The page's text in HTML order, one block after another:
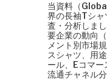
当資料（
界の長袖Tシャ
査・分析しま
要企業の動向
メント別市場
スシャツ、用
ール、Eコマー
流通チャネル